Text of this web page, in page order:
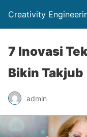
Creativity
7 Inovasi
Bikin Takjub
admin